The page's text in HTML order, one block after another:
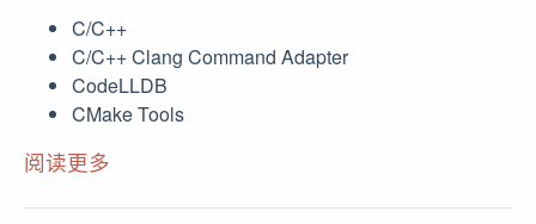
C/C++
C/C++ Clang Command Adapter
CodeLLDB
CMake Tools
阅读更多